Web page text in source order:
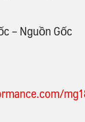
– Nguồn Gốc